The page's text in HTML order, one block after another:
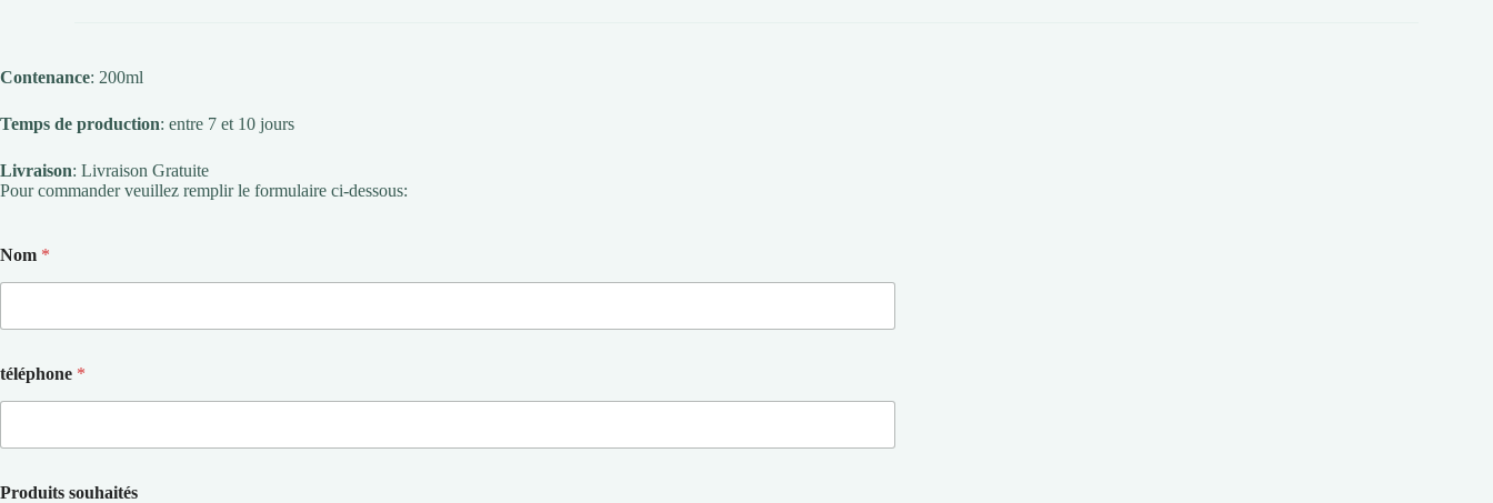
Contenance: 200ml
Temps de production: entre 7 et 10 jours
Livraison: Livraison Gratuite
Pour commander veuillez remplir le formulaire ci-dessous:
Nom *
téléphone *
Produits souhaités